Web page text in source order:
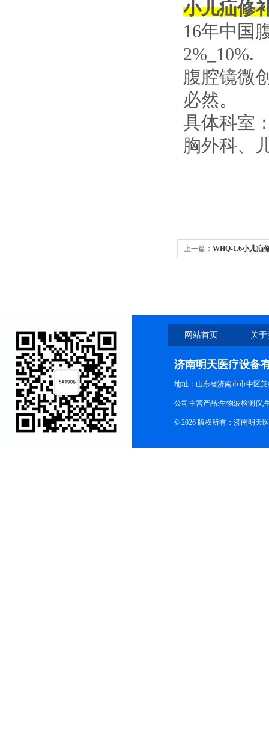
小儿疝修
16年中国
2%_10%.
腹腔镜微
必然。
具体科室
胸外科、
上一篇： WHQ-1.6小儿疝
网站首页 关
济南明天医疗设备
地址：山东省济南市市中区
公司主营产品:生物波检测仪,
© 2026 版权所有：济南明天